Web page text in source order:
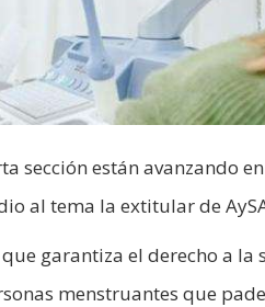
sección están avanzando
al tema la extitular de
garantiza el derecho a la
menstruantes que